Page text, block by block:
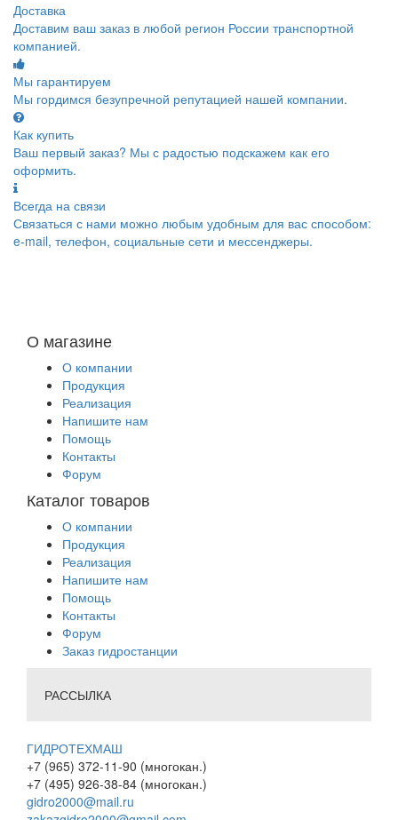
Доставка
Доставим ваш заказ в любой регион России транспортной
компанией.
Мы гарантируем
Мы гордимся безупречной репутацией нашей компании.
Как купить
Ваш первый заказ? Мы с радостью подскажем как его
оформить.
Всегда на связи
Связаться с нами можно любым удобным для вас способом:
e-mail, телефон, социальные сети и мессенджеры.
О магазине
О компании
Продукция
Реализация
Напишите нам
Помощь
Контакты
Форум
Каталог товаров
О компании
Продукция
Реализация
Напишите нам
Помощь
Контакты
Форум
Заказ гидростанции
РАССЫЛКА
ГИДРОТЕХМАШ
+7 (965) 372-11-90 (многокан.)
+7 (495) 926-38-84 (многокан.)
gidro2000@mail.ru